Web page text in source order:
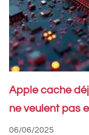
Apple cache
ne veulent pas
06/06/2025